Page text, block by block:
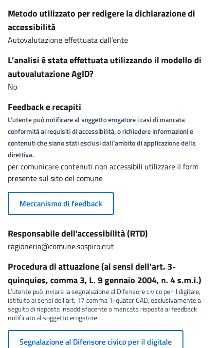
Metodo utilizzato per redigere la dichiarazione di
accessibilità
Autovalutazione effettuata dall'ente
L’analisi è stata effettuata utilizzando il modello di
autovalutazione AgID?
No
Feedback e recapiti
L'utente può notificare al soggetto erogatore i casi di mancata
conformità ai requisiti di accessibilità, o richiedere informazioni e
contenuti che siano stati esclusi dall'ambito di applicazione della
direttiva.
per comunicare contenuti non accessibili utilizzare il form
presente sul sito del comune
Meccanismo di feedback
Responsabile dell'accessibilità (RTD)
ragioneria@comune.sospiro.cr.it
Procedura di attuazione (ai sensi dell’art. 3-
quinquies, comma 3, L. 9 gennaio 2004, n. 4 s.m.i.)
L’utente può inviare la segnalazione al Difensore civico per il digitale,
istituito ai sensi dell’art. 17 comma 1-quater CAD, esclusivamente a
seguito di risposta insoddisfacente o mancata risposta al feedback
notificato al soggetto erogatore.
Segnalazione al Difensore civico per il digitale